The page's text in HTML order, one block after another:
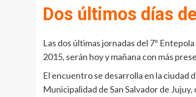
Dos últimos días
Las dos últimas jornadas del 7º
2015, serán hoy y mañana con más
El encuentro se desarrolla en la ciudad
Municipalidad de San Salvador de